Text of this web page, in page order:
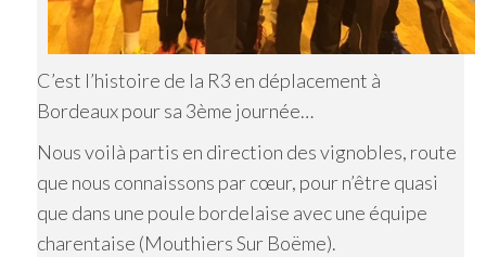
C’est l’histoire de la R3 en déplacement à
Bordeaux pour sa 3ème journée…
Nous voilà partis en direction des vignobles, route
que nous connaissons par cœur, pour n’être quasi
que dans une poule bordelaise avec une équipe
charentaise (Mouthiers Sur Boëme).